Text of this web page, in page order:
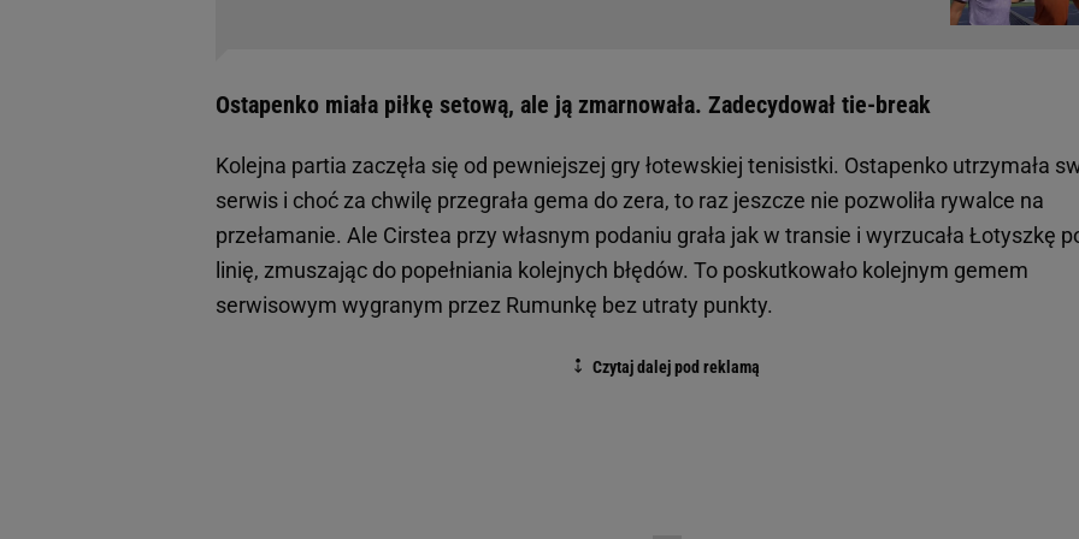
Ostapenko miała piłkę setową, ale ją zmarnowała. Zadecydował tie-break
Kolejna partia zaczęła się od pewniejszej gry łotewskiej tenisistki. Ostapenko utrzymała
serwis i choć za chwilę przegrała gema do zera, to raz jeszcze nie pozwoliła rywalce na
przełamanie. Ale Cirstea przy własnym podaniu grała jak w transie i wyrzucała Łotyszkę
linię, zmuszając do popełniania kolejnych błędów. To poskutkowało kolejnym gemem
serwisowym wygranym przez Rumunkę bez utraty punkty.